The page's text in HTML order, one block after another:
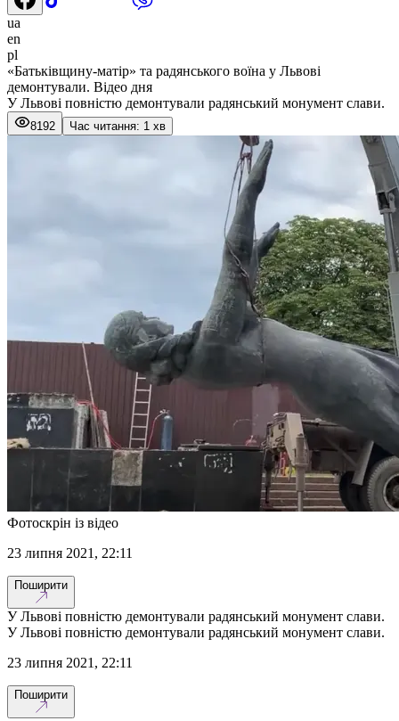
ua
en
pl
«Батьківщину-матір» та радянського воїна у Львові
демонтували. Відео дня
У Львові повністю демонтували радянський монумент слави.
8192 Час читання: 1 хв
Фотоскрін із відео
23 липня 2021, 22:11
Поширити
У Львові повністю демонтували радянський монумент слави.
У Львові повністю демонтували радянський монумент слави.
23 липня 2021, 22:11
Поширити